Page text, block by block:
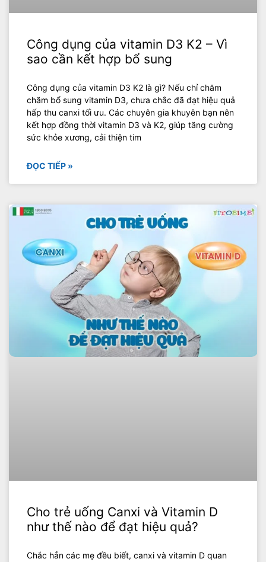
Công dụng của vitamin D3 K2 – Vì
sao cần kết hợp bổ sung
Công dụng của vitamin D3 K2 là gì? Nếu chỉ chăm
chăm bổ sung vitamin D3, chưa chắc đã đạt hiệu quả
hấp thu canxi tối ưu. Các chuyên gia khuyên bạn nên
kết hợp đồng thời vitamin D3 và K2, giúp tăng cường
sức khỏe xương, cải thiện tim
ĐỌC TIẾP »
Cho trẻ uống Canxi và Vitamin D
như thế nào để đạt hiệu quả?
Chắc hẳn các mẹ đều biết, canxi và vitamin D quan